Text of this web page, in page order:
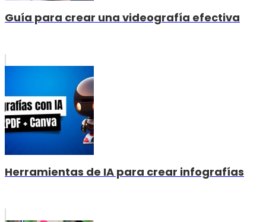
Guía para crear una videografía efectiva
Herramientas de IA para crear infografías